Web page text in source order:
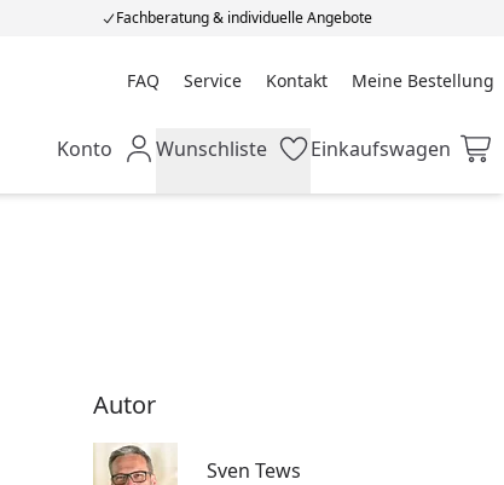
Fachberatung & individuelle Angebote
FAQ Service Kontakt Meine Bestellung
Meine Bestellung
Mein Konto
Konto Wunschliste
Wunschliste Einkaufswagen
Einkaufswagen
Autor
Sven Tews